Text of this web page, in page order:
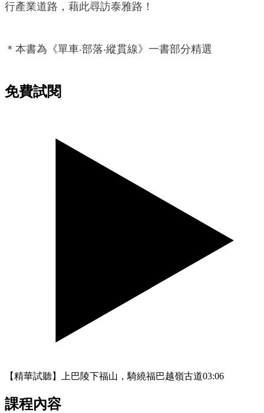
行產業道路，藉此尋訪泰雅路！
＊本書為《單車‧部落‧縱貫線》一書部分精選
免費試閱
【精華試聽】上巴陵下福山，騎繞福巴越嶺古道03:06
課程內容